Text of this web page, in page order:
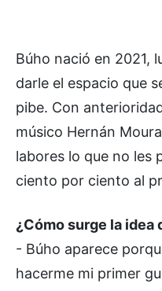
Búho nació en 2021,
darle el espacio que
pibe. Con
músico Hernán
labores lo que no les
ciento por ciento al
¿Cómo surge la idea
- Búho aparece
hacerme mi primer